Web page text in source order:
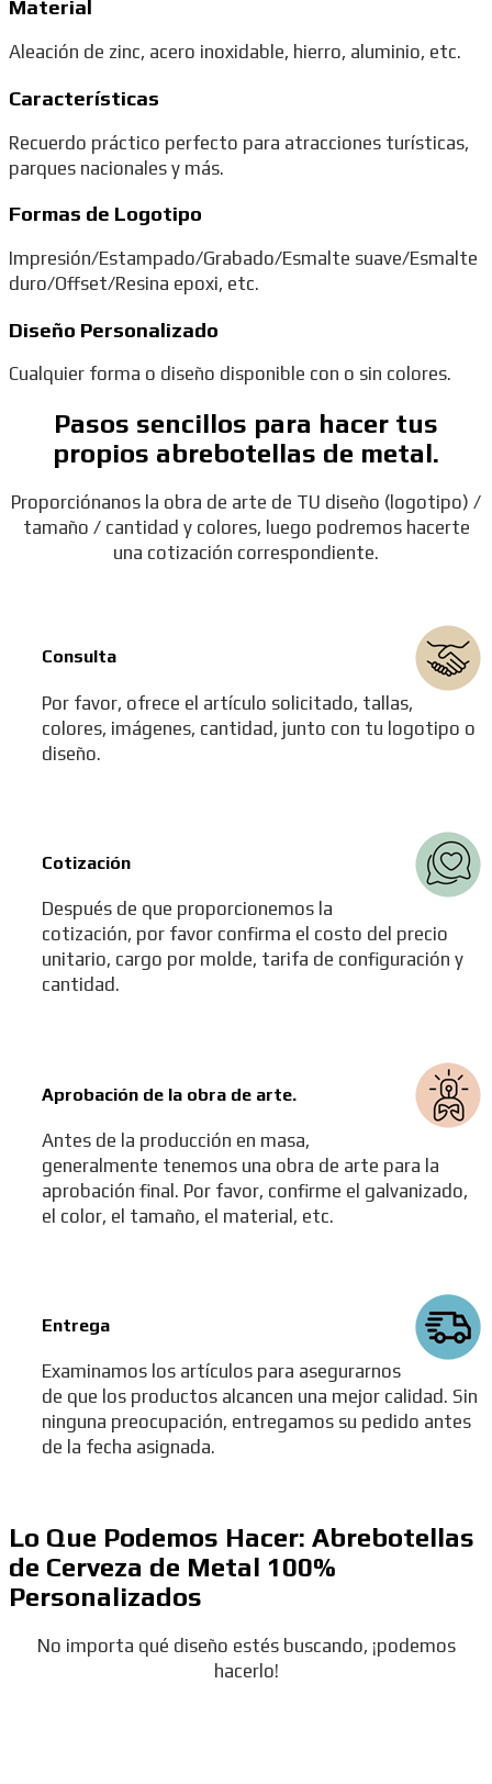
Material
Aleación de zinc, acero inoxidable, hierro, aluminio, etc.
Características
Recuerdo práctico perfecto para atracciones turísticas,
parques nacionales y más.
Formas de Logotipo
Impresión/Estampado/Grabado/Esmalte suave/Esmalte
duro/Offset/Resina epoxi, etc.
Diseño Personalizado
Cualquier forma o diseño disponible con o sin colores.
Pasos sencillos para hacer tus
propios abrebotellas de metal.
Proporciónanos la obra de arte de TU diseño (logotipo) /
tamaño / cantidad y colores, luego podremos hacerte
una cotización correspondiente.
Consulta
Por favor, ofrece el artículo solicitado, tallas,
colores, imágenes, cantidad, junto con tu logotipo o
diseño.
Cotización
Después de que proporcionemos la
cotización, por favor confirma el costo del precio
unitario, cargo por molde, tarifa de configuración y
cantidad.
Aprobación de la obra de arte.
Antes de la producción en masa,
generalmente tenemos una obra de arte para la
aprobación final. Por favor, confirme el galvanizado,
el color, el tamaño, el material, etc.
Entrega
Examinamos los artículos para asegurarnos
de que los productos alcancen una mejor calidad. Sin
ninguna preocupación, entregamos su pedido antes
de la fecha asignada.
Lo Que Podemos Hacer: Abrebotellas
de Cerveza de Metal 100%
Personalizados
No importa qué diseño estés buscando, ¡podemos
hacerlo!